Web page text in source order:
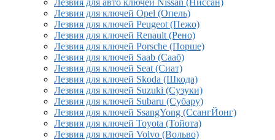
Лезвия для авто ключей Nissan (Ниссан)
Лезвия для ключей Opel (Опель)
Лезвия для ключей Peugeot (Пежо)
Лезвия для ключей Renault (Рено)
Лезвия для ключей Porsche (Порше)
Лезвия для ключей Saab (Сааб)
Лезвия для ключей Seat (Сиат)
Лезвия для ключей Skoda (Шкода)
Лезвия для ключей Suzuki (Сузуки)
Лезвия для ключей Subaru (Субару)
Лезвия для ключей SsangYong (СсангЙонг)
Лезвия для ключей Toyota (Тойота)
Лезвия для ключей Volvo (Вольво)